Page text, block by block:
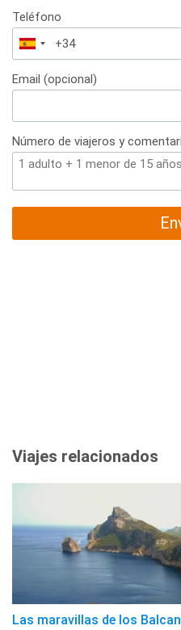
Teléfono
España
+34
Email (opcional)
Número de viajeros y
Viajes relacionados
Las maravillas de los